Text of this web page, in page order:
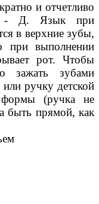
и отчетливо
- Д. Язык при
в верхние зубы,
при выполнении
рот. Чтобы
зажать зубами
ручку детской
формы (ручка не
быть прямой, как